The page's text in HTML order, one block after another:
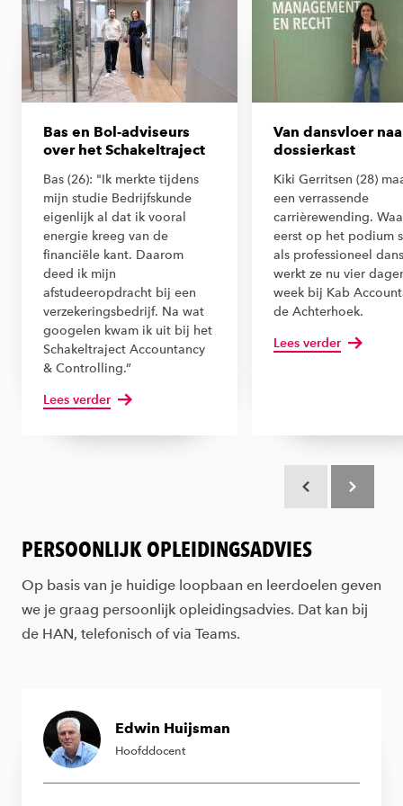
Bas en Bol-adviseurs
over het Schakeltraject
Bas (26): "Ik merkte tijdens
mijn studie Bedrijfskunde
eigenlijk al dat ik vooral
energie kreeg van de
financiële kant. Daarom
deed ik mijn
afstudeeropdracht bij een
verzekeringsbedrijf. Na wat
googelen kwam ik uit bij het
Schakeltraject Accountancy
& Controlling.”
Lees verder
Van dansvloer
dossierkast
Kiki Gerritsen (28)
een verrassende
carrièrewending.
eerst op het podium
als professioneel
werkt ze nu vier
week bij Kab
de Achterhoek.
Lees verder
PERSOONLIJK OPLEIDINGSADVIES
Op basis van je huidige loopbaan en leerdoelen geven
we je graag persoonlijk opleidingsadvies. Dat kan bij
de HAN, telefonisch of via Teams.
Edwin Huijsman
Hoofddocent